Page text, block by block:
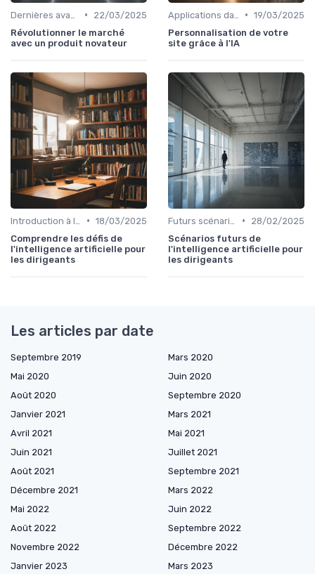
•
22/03/2025
Révolutionner le marché
avec un produit novateur
• 19/03/2025
Personnalisation de votre
site grâce à l'IA
• 18/03/2025
Comprendre les défis de
l'intelligence artificielle pour
les dirigeants
•
28/02/2025
Scénarios futurs de
l'intelligence artificielle pour
les dirigeants
Les articles par date
Septembre 2019
Mars 2020
Mai 2020
Juin 2020
Août 2020
Septembre 2020
Janvier 2021
Mars 2021
Avril 2021
Mai 2021
Juin 2021
Juillet 2021
Août 2021
Septembre 2021
Décembre 2021
Mars 2022
Mai 2022
Juin 2022
Août 2022
Septembre 2022
Novembre 2022
Décembre 2022
Janvier 2023
Mars 2023